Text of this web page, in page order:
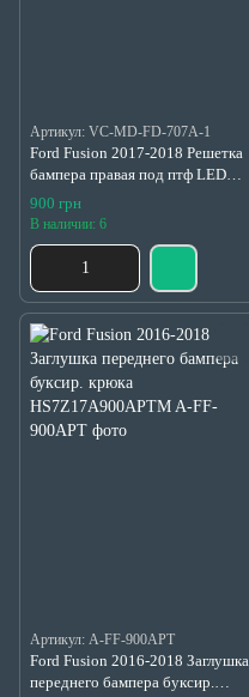
Артикул: VC-MD-FD-707A-1
Ford Fusion 2017-2018 Решетка
бампера правая под птф LED
хром HS7319952C, HS7Z-
17B814-CA
900 грн
В наличии: 6
Артикул: A-FF-900APT
Ford Fusion 2016-2018 Заглушка
переднего бампера буксир.